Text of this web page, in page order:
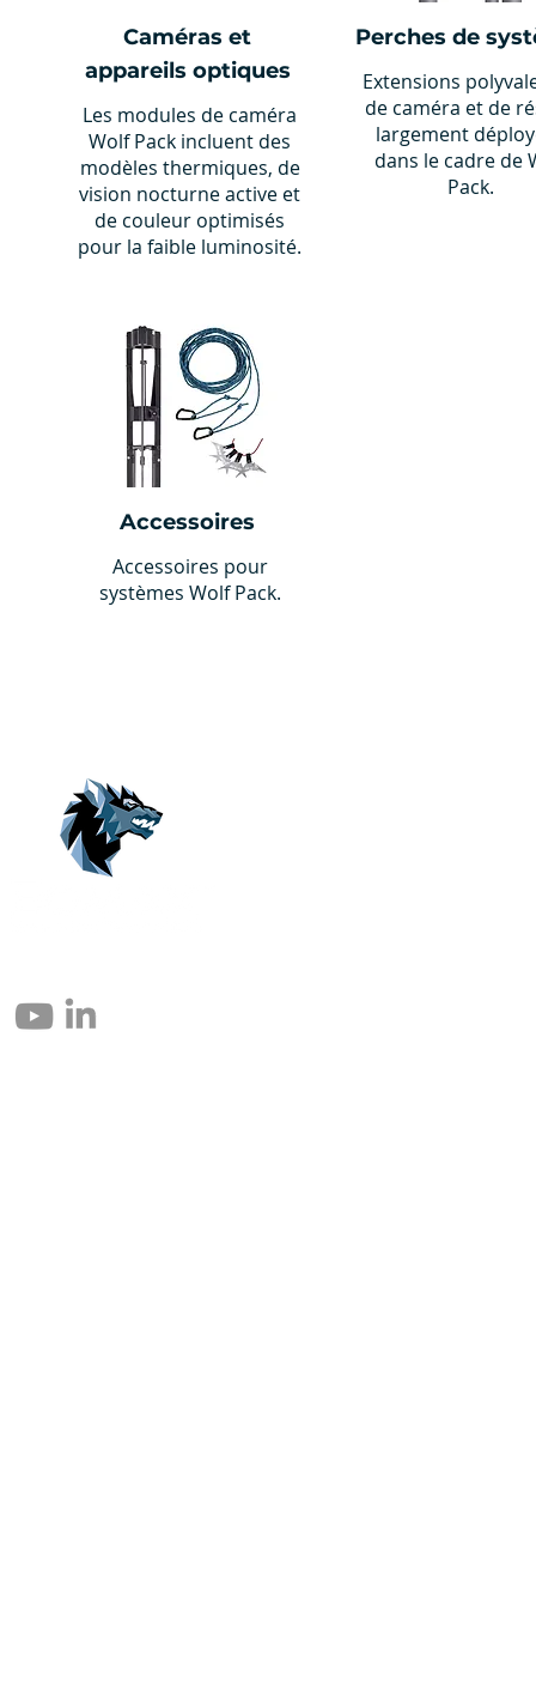
Caméras et
appareils optiques
Les modules de caméra
Wolf Pack incluent des
modèles thermiques, de
vision nocturne active et
de couleur optimisés
pour la faible luminosité.
Accessoires
Accessoires pour
systèmes Wolf Pack.
Perches de
Extensions
de caméra et de
largement
dans le cadre de
Pack.